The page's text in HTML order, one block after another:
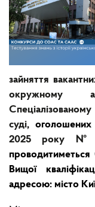
зайняття
окружному
суді, оголошених
2025 року №
Вищої
адресою: місто